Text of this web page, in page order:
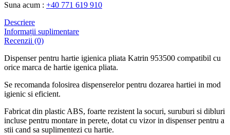
Suna acum : +40 771 619 910
Descriere
Informații suplimentare
Recenzii (0)
Dispenser pentru hartie igienica pliata Katrin 953500 compatibil cu
orice marca de hartie igenica pliata.
Se recomanda folosirea dispenserelor pentru dozarea hartiei in mod
igienic si eficient.
Fabricat din plastic ABS, foarte rezistent la socuri, suruburi si dibluri
incluse pentru montare in perete, dotat cu vizor in dispenser pentru a
stii cand sa suplimentezi cu hartie.